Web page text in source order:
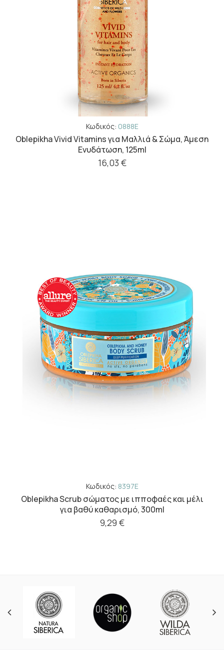
Κωδικός: 0888E
Oblepikha Vivid Vitamins για Μαλλιά & Σώμα, Άμεση
Ενυδάτωση, 125ml
16,03 €
Κωδικός: 8397E
Oblepikha Scrub σώματος με ιπποφαές και μέλι
για βαθύ καθαρισμό, 300ml
9,29 €